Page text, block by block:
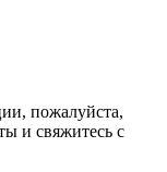
пожалуйста,
и свяжитесь с